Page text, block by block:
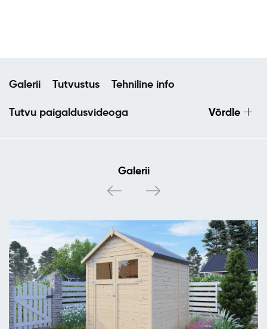
Galerii Tutvustus Tehniline info
Tutvu paigaldusvideoga Võrdle
Galerii